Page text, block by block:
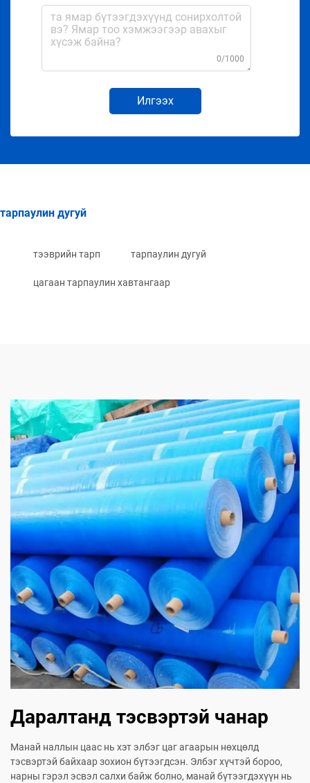
0/1000
Илгээх
тарпаулин дугуй
тээврийн тарп тарпаулин дугуй
цагаан тарпаулин хавтангаар
Даралтанд тэсвэртэй чанар
Манай наллын цаас нь хэт элбэг цаг агаарын нөхцөлд
тэсвэртэй байхаар зохион бүтээгдсэн. Элбэг хүчтэй бороо,
нарны гэрэл эсвэл салхи байж болно, манай бүтээгдэхүүн нь